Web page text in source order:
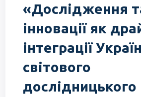
«Дослідження
інновації як
інтеграції
світового
дослідницького